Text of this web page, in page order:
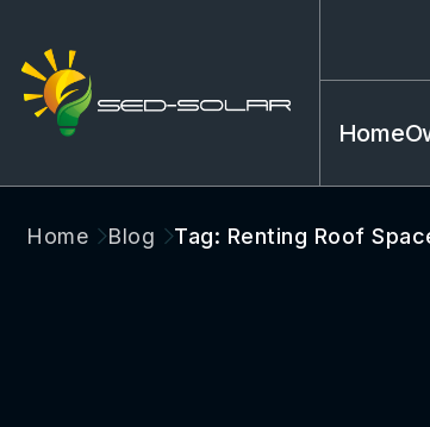
Home
Home Blog Tag: Renting Roof